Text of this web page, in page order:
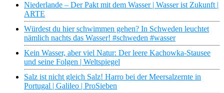
Niederlande – Der Pakt mit dem Wasser | Wasser ist Zukunft |
ARTE
Würdest du hier schwimmen gehen? In Schweden leuchtet
nämlich nachts das Wasser! #schweden #wasser
Kein Wasser, aber viel Natur: Der leere Kachowka-Stausee
und seine Folgen | Weltspiegel
Salz ist nicht gleich Salz! Harro bei der Meersalzernte in
Portugal | Galileo | ProSieben